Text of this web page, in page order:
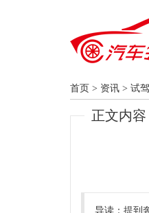
首页 > 资讯 > 试
正文内容
导读：提到